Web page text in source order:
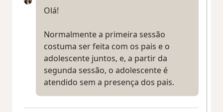
Olá!
Normalmente a primeira sessão
costuma ser feita com os pais e o
adolescente juntos, e, a partir da
segunda sessão, o adolescente é
atendido sem a presença dos pais.